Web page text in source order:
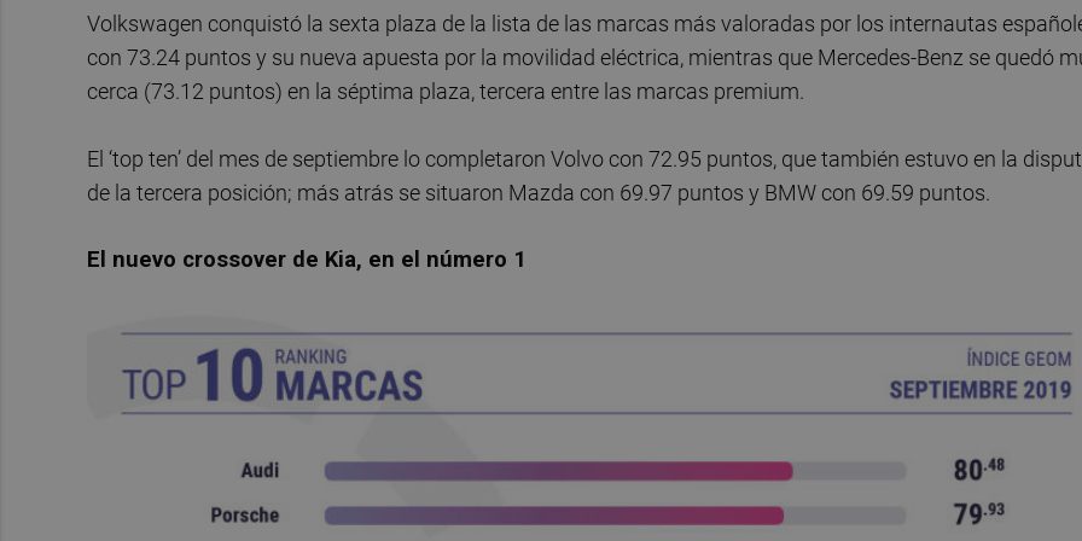
Volkswagen conquistó la sexta plaza de la lista de las marcas más valoradas por los internautas
con 73.24 puntos y su nueva apuesta por la movilidad eléctrica, mientras que Mercedes-Benz se quedó
cerca (73.12 puntos) en la séptima plaza, tercera entre las marcas premium.
El ‘top ten’ del mes de septiembre lo completaron Volvo con 72.95 puntos, que también estuvo en la
de la tercera posición; más atrás se situaron Mazda con 69.97 puntos y BMW con 69.59 puntos.
El nuevo crossover de Kia, en el número 1